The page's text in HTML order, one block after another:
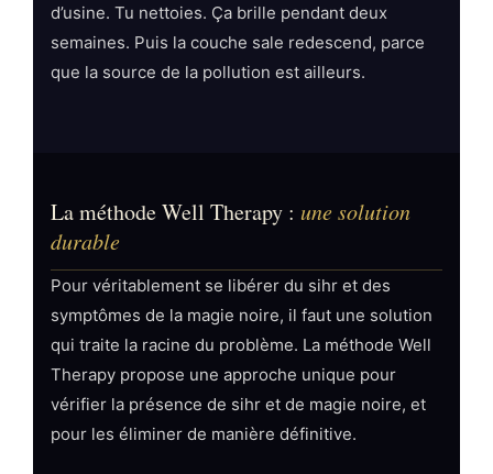
d’usine. Tu nettoies. Ça brille pendant deux
semaines. Puis la couche sale redescend, parce
que la source de la pollution est ailleurs.
La méthode Well Therapy : une solution
durable
Pour véritablement se libérer du sihr et des
symptômes de la magie noire, il faut une solution
qui traite la racine du problème. La méthode Well
Therapy propose une approche unique pour
vérifier la présence de sihr et de magie noire, et
pour les éliminer de manière définitive.